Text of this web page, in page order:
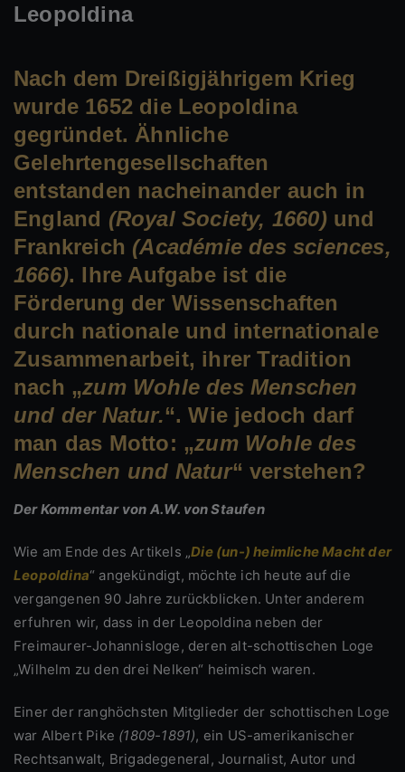
Leopoldina
Nach dem Dreißigjährigem Krieg
wurde 1652 die Leopoldina
gegründet. Ähnliche
Gelehrtengesellschaften
entstanden nacheinander auch in
England (Royal Society, 1660)und
Frankreich (Académie des sciences,
1666). Ihre Aufgabe ist die
Förderung der Wissenschaften
durch nationale und internationale
Zusammenarbeit, ihrer Tradition
nach „zum Wohle des Menschen
und der Natur.“. Wie jedoch darf
man das Motto: „zum Wohle des
Menschen und Natur“ verstehen?
Der Kommentar von A.W. von Staufen
Wie am Ende des Artikels „Die (un-) heimliche Macht der
Leopoldina“ angekündigt, möchte ich heute auf die
vergangenen 90 Jahre zurückblicken. Unter anderem
erfuhren wir, dass in der Leopoldina neben der
Freimaurer-Johannisloge, deren alt-schottischen Loge
„Wilhelm zu den drei Nelken“ heimisch waren.
Einer der ranghöchsten Mitglieder der schottischen Loge
war Albert Pike (1809-1891), ein US-amerikanischer
Rechtsanwalt, Brigadegeneral, Journalist, Autor und